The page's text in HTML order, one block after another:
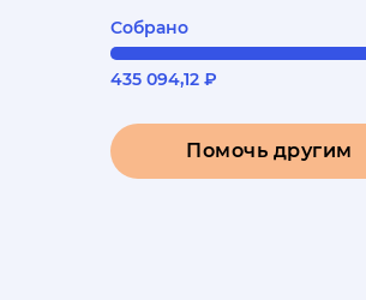
Собрано
435 094,12 ₽
Помочь другим